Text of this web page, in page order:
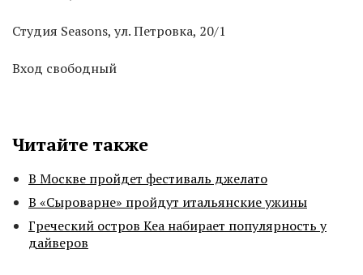
Студия Seasons, ул. Петровка, 20/1
Вход свободный
Читайте также
В Москве пройдет фестиваль джелато
В «Сыроварне» пройдут итальянские ужины
Греческий остров Кеа набирает популярность у
дайверов